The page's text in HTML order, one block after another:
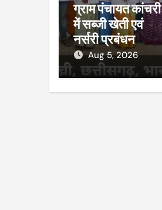
ग्राम पंचायत कांचरी
में सब्जी खेती एवं
नर्सरी प्रबंधन
प्रशिक्षण का शुभारंभ
Aug 5, 2026